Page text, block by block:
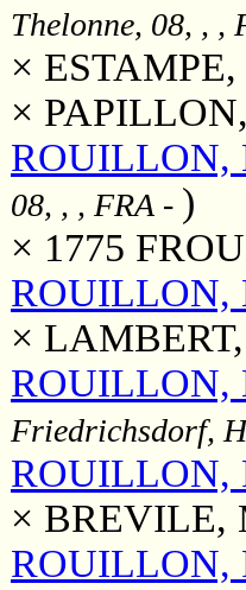
Thelonne, 08, , ,
× ESTAMPE,
×
ROUILLON,
08, , , FRA - )
× 1775
ROUILLON,
× LAMBERT,
ROUILLON,
Friedrichsdorf,
ROUILLON,
× BREVILE,
ROUILLON,